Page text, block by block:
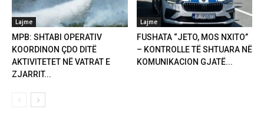
Lajme
MPB: SHTABI OPERATIV
KOORDINON ÇDO DITË
AKTIVITETET NË VATRAT E
ZJARRIT...
Lajme
FUSHATA “JETO, MOS NXITO”
– KONTROLLE TË SHTUARA NË
KOMUNIKACION GJATË...